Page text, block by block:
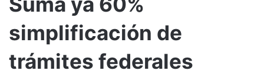
simplificación de
trámites federales